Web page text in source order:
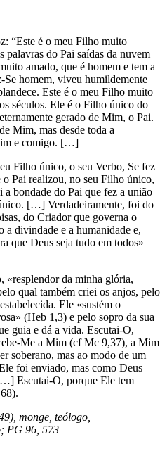
“Este é o meu Filho muito
palavras do Pai saídas da nuvem
amado, que é homem e tem a
Se homem, viveu humildemente
Este é o meu Filho muito
séculos. Ele é o Filho único do
gerado de Mim, o Pai.
Mim, mas desde toda a
e comigo. […]
Filho único, o seu Verbo, Se fez
o Pai realizou, no seu Filho único,
bondade do Pai que fez a união
[…] Verdadeiramente, foi do
do Criador que governa o
divindade e a humanidade e,
que Deus seja tudo em todos»
«resplendor da minha glória,
qual também criei os anjos, pelo
Ele «sustém o
(Heb 1,3) e pelo sopro da sua
guia e dá a vida. Escutai-O,
Me a Mim (cf Mc 9,37), a Mim
soberano, mas ao modo de um
foi enviado, mas como Deus
Escutai-O, porque Ele tem
monge, teólogo,
PG 96, 573